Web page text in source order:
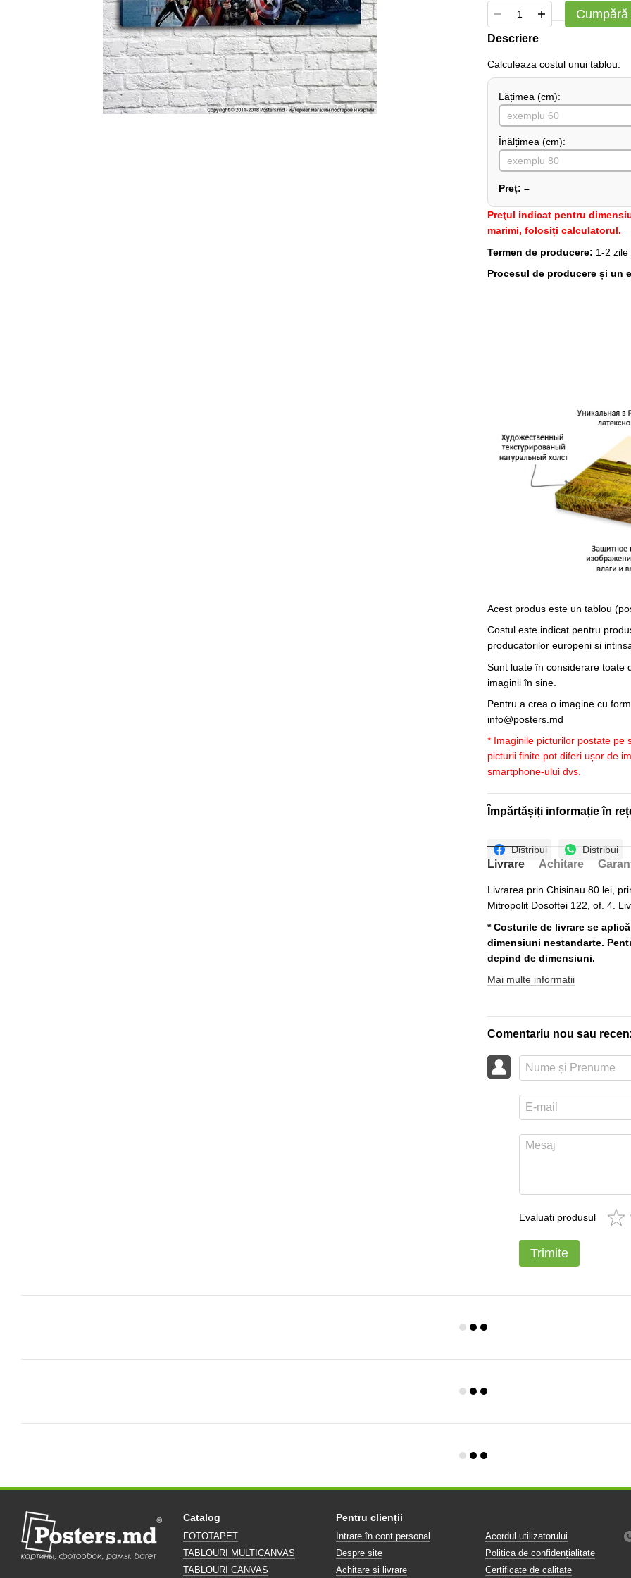
Descriere
Сalculeaza costul unui tablou:
Lățimea (сm):
Înălțimea (cm):
Preț: –
Preţul indicat pentru
marimi, folosiți calculatorul.
Termen de producere: 1-2
Procesul de producere și un
Acest produs este un tablou
Costul este indicat pentru
producatorilor europeni si
Sunt luate în considerare toate
imaginii în sine.
Pentru a crea o imagine cu
info@posters.md
* Imaginile picturilor postate pe
picturii finite pot diferi ușor de
smartphone-ului dvs.
Împărtășiți informație în
Distribui Distribui
Livrare Achitare
Livrarea prin Chisinau 80 lei,
Mitropolit Dosoftei 122, of. 4.
* Costurile de livrare se
dimensiuni nestandarte.
depind de dimensiuni.
Mai multe informatii
Comentariu nou sau
Evaluați produsul
Trimite
Catalog
FOTOTAPET
TABLOURI MULTICANVAS
TABLOURI CANVAS
Pentru clienții
Intrare în cont personal
Despre site
Achitare și livrare
Acordul utilizatorului
Politica de confidențialitate
Certificate de calitate